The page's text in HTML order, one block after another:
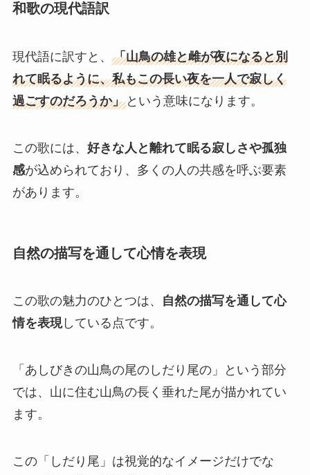
和歌の現代語訳
現代語に訳すと、 「山鳥の雄と雌が夜になると別
れて眠るように、私もこの長い夜を一人で寂しく
過ごすのだろうか」という意味になります。
この歌には、 好きな人と離れて眠る寂しさや孤独
感が込められており、多くの人の共感を呼ぶ要素
があります。
自然の描写を通して心情を表現
この歌の魅力のひとつは、
自然の描写を通して心
情を表現している点です。
「あしびきの山鳥の尾のしだり尾の」という部分
では、山に住む山鳥の長く垂れた尾が描かれてい
ます。
この「しだり尾」は視覚的なイメージだけでな